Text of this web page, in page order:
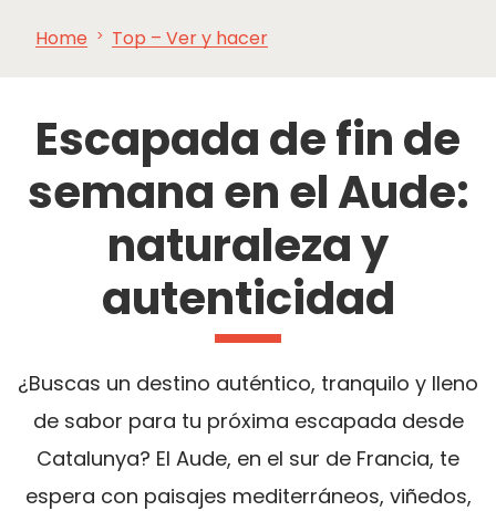
Home Top – Ver y hacer
Escapada de fin de
semana en el Aude:
naturaleza y
autenticidad
¿Buscas un destino auténtico, tranquilo y lleno
de sabor para tu próxima escapada desde
Catalunya? El Aude, en el sur de Francia, te
espera con paisajes mediterráneos, viñedos,